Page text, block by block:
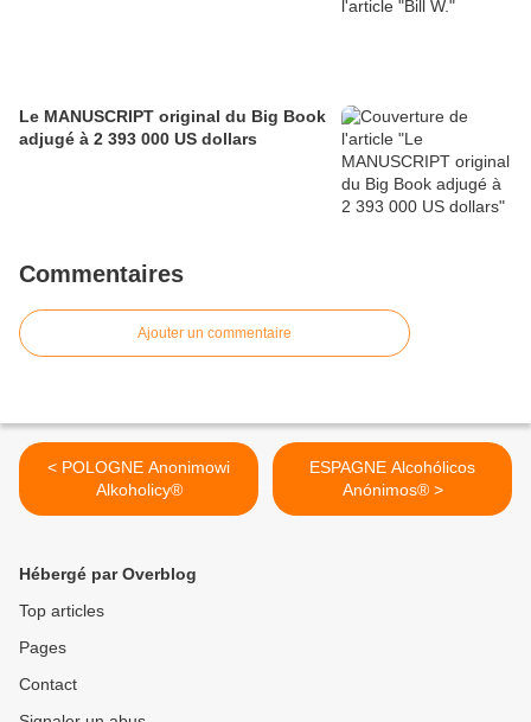
Le MANUSCRIPT original du Big Book
adjugé à 2 393 000 US dollars
Commentaires
Ajouter un commentaire
< POLOGNE Anonimowi
Alkoholicy®
ESPAGNE Alcohólicos
Anónimos® >
Hébergé par Overblog
Top articles
Pages
Contact